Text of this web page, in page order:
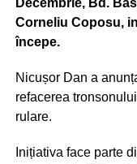
Decembrie, Bd.
Corneliu Coposu,
începe.
Nicușor Dan a
refacerea
rulare.
Inițiativa face parte